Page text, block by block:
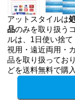
アットスタイルは
品のみを取り扱う
ルは、1日使い捨
視用・遠近両用・
品を取り扱ってお
どを送料無料で購